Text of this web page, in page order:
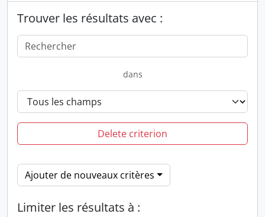
Trouver les résultats avec :
dans
Delete criterion
Ajouter de nouveaux critères
Limiter les résultats à :